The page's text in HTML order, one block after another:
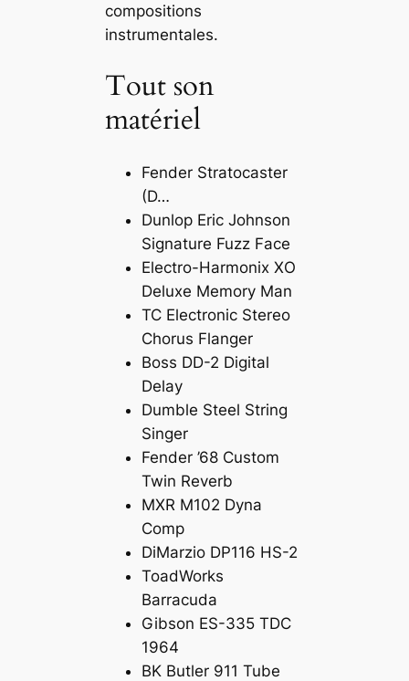
compositions
instrumentales.
Tout son
matériel
Fender Stratocaster
(D…
Dunlop Eric Johnson
Signature Fuzz Face
Electro-Harmonix XO
Deluxe Memory Man
TC Electronic Stereo
Chorus Flanger
Boss DD-2 Digital
Delay
Dumble Steel String
Singer
Fender ’68 Custom
Twin Reverb
MXR M102 Dyna
Comp
DiMarzio DP116 HS-2
ToadWorks
Barracuda
Gibson ES-335 TDC
1964
BK Butler 911 Tube